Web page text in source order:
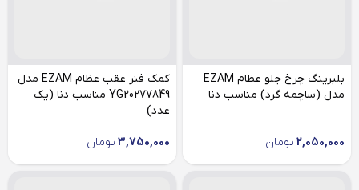
بلبرینگ چرخ جلو عظام EZAM
مدل (ساچمه گرد) مناسب دنا
2,050,000 تومان
کمک فنر عقب عظام EZAM مدل
YG20277849 مناسب دنا (یک
عدد)
3,750,000 تومان